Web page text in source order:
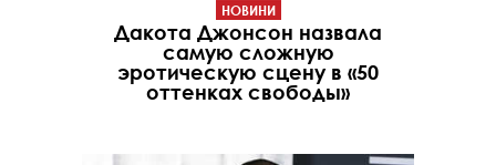
НОВИНИ
Дакота Джонсон назвала
самую сложную
эротическую сцену в «50
оттенках свободы»